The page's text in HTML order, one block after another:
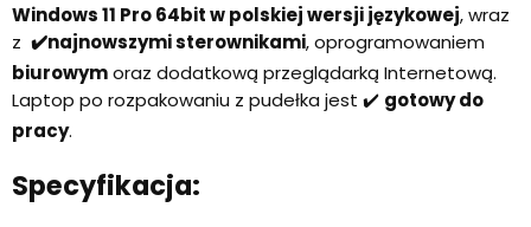
Windows 11 Pro64bit w polskiej wersji językowej, wraz
z ✔️najnowszymi sterownikami, oprogramowaniem
biurowymoraz dodatkową przeglądarką Internetową.
Laptop po rozpakowaniu z pudełka jest ✔️ gotowy do
pracy.
Specyfikacja: